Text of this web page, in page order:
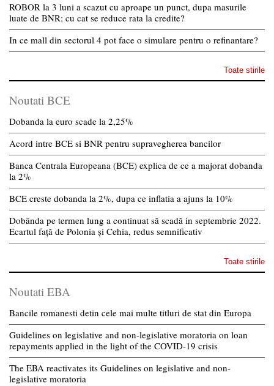
ROBOR la 3 luni a scazut cu aproape un punct, dupa masurile
luate de BNR; cu cat se reduce rata la credite?
In ce mall din sectorul 4 pot face o simulare pentru o refinantare?
Toate stirile
Noutati BCE
Dobanda la euro scade la 2,25%
Acord intre BCE si BNR pentru supravegherea bancilor
Banca Centrala Europeana (BCE) explica de ce a majorat dobanda
la 2%
BCE creste dobanda la 2%, dupa ce inflatia a ajuns la 10%
Dobânda pe termen lung a continuat să scadă in septembrie 2022.
Ecartul față de Polonia și Cehia, redus semnificativ
Toate stirile
Noutati EBA
Bancile romanesti detin cele mai multe titluri de stat din Europa
Guidelines on legislative and non-legislative moratoria on loan
repayments applied in the light of the COVID-19 crisis
The EBA reactivates its Guidelines on legislative and non-
legislative moratoria